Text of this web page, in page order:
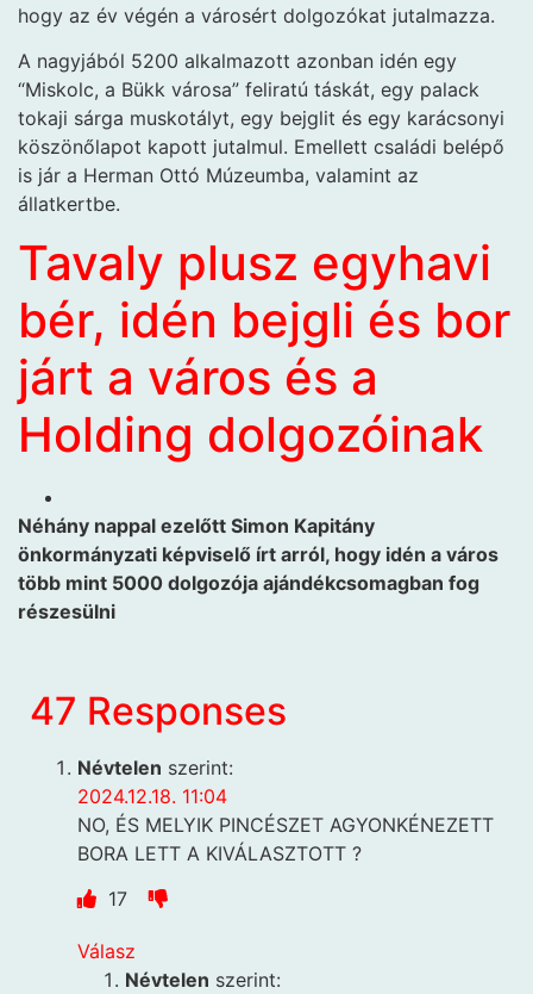
hogy az év végén a városért dolgozókat jutalmazza.
A nagyjából 5200 alkalmazott azonban idén egy
“Miskolc, a Bükk városa” feliratú táskát, egy palack
tokaji sárga muskotályt, egy bejglit és egy karácsonyi
köszönőlapot kapott jutalmul. Emellett családi belépő
is jár a Herman Ottó Múzeumba, valamint az
állatkertbe.
Tavaly plusz egyhavi
bér, idén bejgli és bor
járt a város és a
Holding dolgozóinak
Néhány nappal ezelőtt Simon Kapitány
önkormányzati képviselő írt arról, hogy idén a város
több mint 5000 dolgozója ajándékcsomagban fog
részesülni
47 Responses
Névtelen szerint:
2024.12.18. 11:04
NO, ÉS MELYIK PINCÉSZET AGYONKÉNEZETT
BORA LETT A KIVÁLASZTOTT ?
17
Válasz
Névtelen szerint: